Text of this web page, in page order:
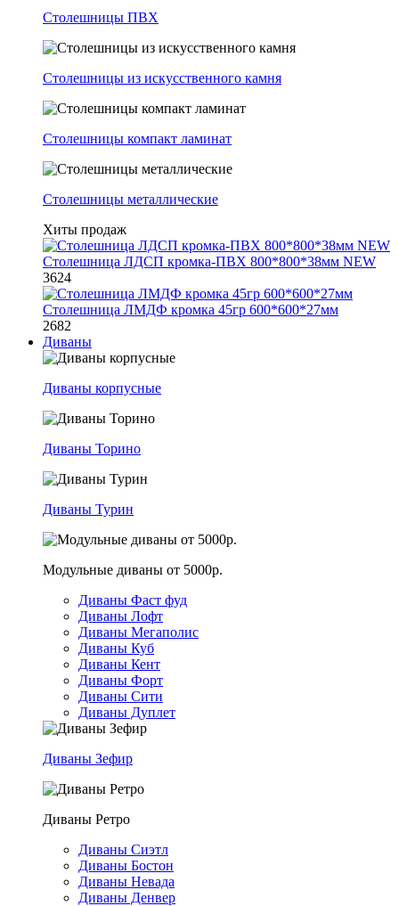
Столешницы ПВХ
Столешницы из искусственного камня
Столешницы компакт ламинат
Столешницы металлические
Хиты продаж
Столешница ЛДСП кромка-ПВХ 800*800*38мм NEW
3624
Столешница ЛМДФ кромка 45гр 600*600*27мм
2682
Диваны
Диваны корпусные
Диваны Торино
Диваны Турин
Модульные диваны от 5000р.
Диваны Фаст фуд
Диваны Лофт
Диваны Мегаполис
Диваны Куб
Диваны Кент
Диваны Форт
Диваны Сити
Диваны Дуплет
Диваны Зефир
Диваны Ретро
Диваны Сиэтл
Диваны Бостон
Диваны Невада
Диваны Денвер